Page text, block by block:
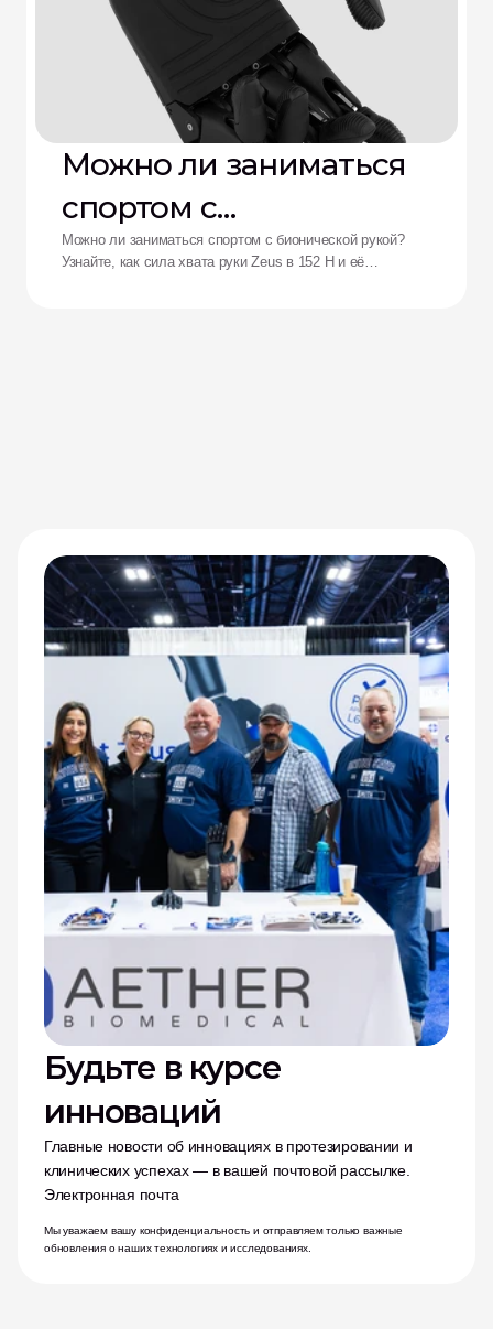
Можно ли заниматься
спортом с
бионической рукой?
Можно ли заниматься спортом с бионической рукой?
Узнайте, как сила хвата руки Zeus в 152 Н и её
Будьте в курсе
инноваций
Главные новости об инновациях в протезировании и
клинических успехах — в вашей почтовой рассылке.
Электронная почта
Мы уважаем вашу конфиденциальность и отправляем только важные
обновления о наших технологиях и исследованиях.